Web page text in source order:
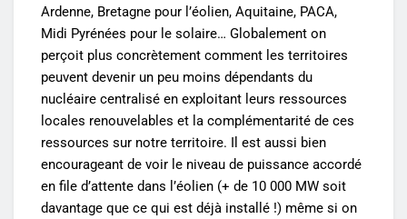
Ardenne, Bretagne pour l’éolien, Aquitaine, PACA,
Midi Pyrénées pour le solaire… Globalement on
perçoit plus concrètement comment les territoires
peuvent devenir un peu moins dépendants du
nucléaire centralisé en exploitant leurs ressources
locales renouvelables et la complémentarité de ces
ressources sur notre territoire. Il est aussi bien
encourageant de voir le niveau de puissance accordé
en file d’attente dans l’éolien (+ de 10 000 MW soit
davantage que ce qui est déjà installé !) même si on